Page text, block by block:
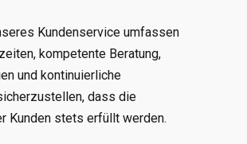
Kundenservice umfassen
kompetente Beratung,
und kontinuierliche
dass die
Kunden stets erfüllt werden.